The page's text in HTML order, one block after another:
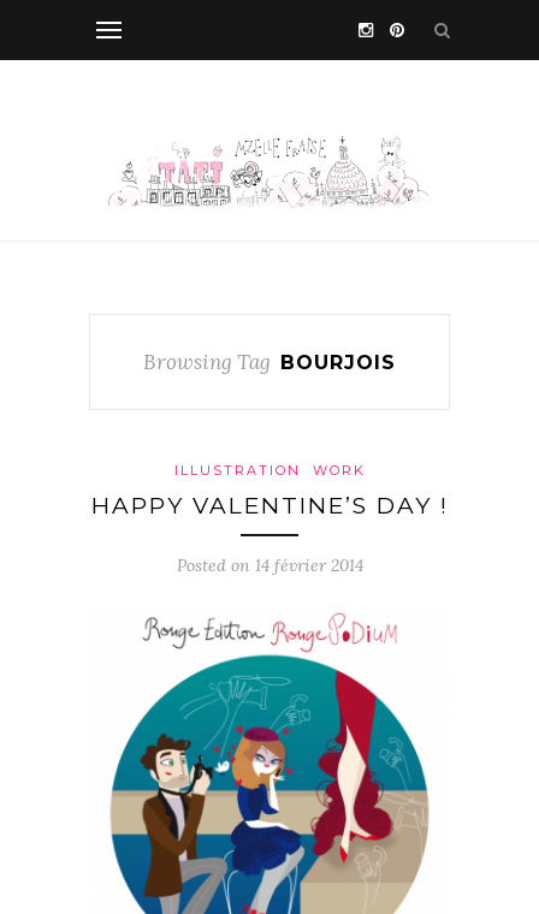
Browsing Tag BOURJOIS
ILLUSTRATION WORK
HAPPY VALENTINE’S DAY !
Posted on 14 février 2014